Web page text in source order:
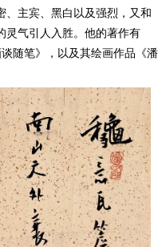
、主宾、黑白以及强烈，又和
灵气引人入胜。他的著作有
随笔》，以及其绘画作品《潘